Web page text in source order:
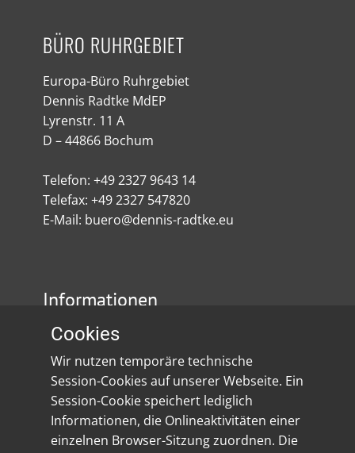
BÜRO RUHRGEBIET
Europa-Büro Ruhrgebiet
Dennis Radtke MdEP
Lyrenstr. 11 A
D – 44866 Bochum
Telefon: +49 2327 9643 14
Telefax: +49 2327 547820
E-Mail: buero@dennis-radtke.eu
Informationen
Impressum
Datenschutz
Social Media
Cookies
Wir nutzen temporäre technische
Session-Cookies auf unserer Webseite. Ein
Session-Cookie speichert lediglich
Informationen, die Onlineaktivitäten einer
einzelnen Browser-Sitzung zuordnen. Die